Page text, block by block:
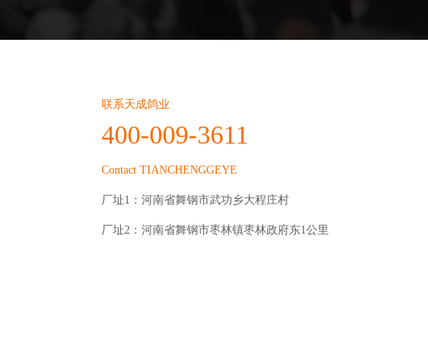
联系天成鸽业
400-009-3611
Contact TIANCHENGGEYE
厂址1：河南省舞钢市武功乡大程庄村
厂址2：河南省舞钢市枣林镇枣林政府东1公里